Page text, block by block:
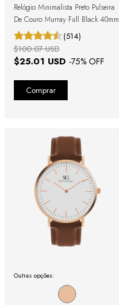
Relógio Minimalista Preto Pulseira
De Couro Murray Full Black 40mm
(514)
$25.01 USD -75% OFF
$100.07 USD
Outras opções: